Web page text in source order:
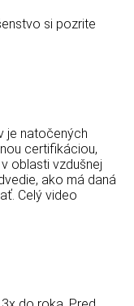
si pozrite
je natočených
certifikáciou,
oblasti vzdušnej
ako má daná
Celý video